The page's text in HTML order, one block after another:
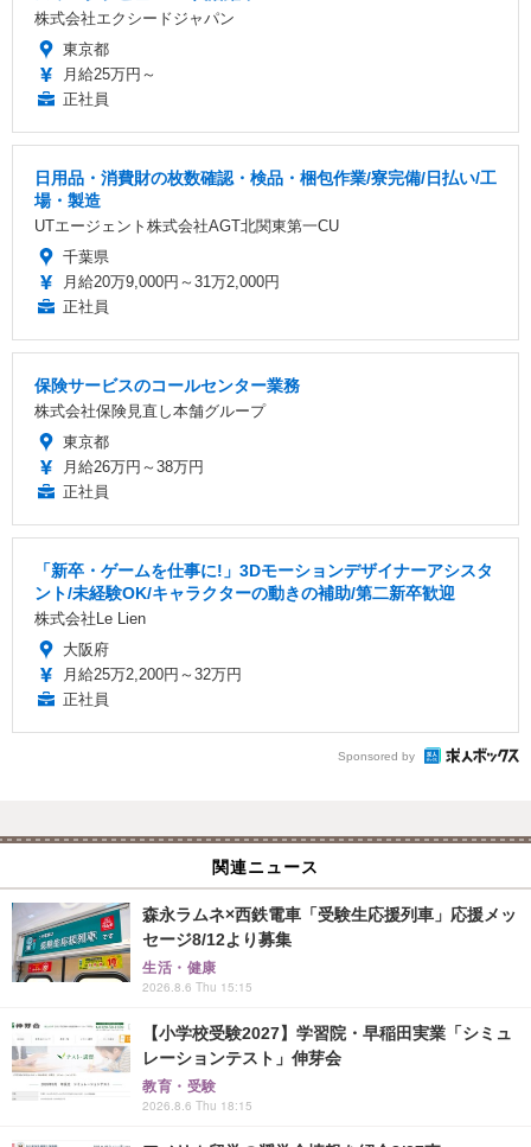
株式会社エクシードジャパン
東京都
月給25万円～
正社員
日用品・消費財の枚数確認・検品・梱包作業/寮完備/日払い/工
場・製造
UTエージェント株式会社AGT北関東第一CU
千葉県
月給20万9,000円～31万2,000円
正社員
保険サービスのコールセンター業務
株式会社保険見直し本舗グループ
東京都
月給26万円～38万円
正社員
「新卒・ゲームを仕事に!」3Dモーションデザイナーアシスタ
ント/未経験OK/キャラクターの動きの補助/第二新卒歓迎
株式会社Le Lien
大阪府
月給25万2,200円～32万円
正社員
Sponsored by
関連ニュース
森永ラムネ×西鉄電車「受験生応援列車」応援メッ
セージ8/12より募集
生活・健康
2026.8.6 Thu 15:15
【小学校受験2027】学習院・早稲田実業「シミュ
レーションテスト」伸芽会
教育・受験
2026.8.6 Thu 18:15